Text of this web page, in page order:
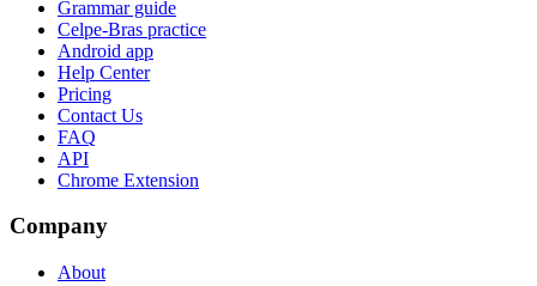
Grammar guide
Celpe-Bras practice
Android app
Help Center
Pricing
Contact Us
FAQ
API
Chrome Extension
Company
About